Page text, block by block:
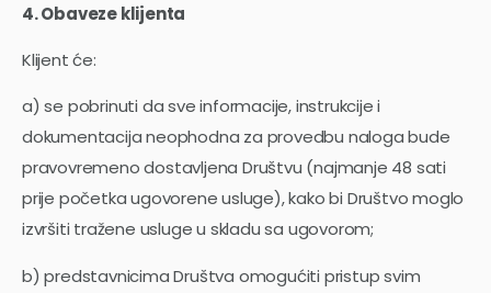
4. Obaveze klijenta
Klijent će:
a) se pobrinuti da sve informacije, instrukcije i
dokumentacija neophodna za provedbu naloga bude
pravovremeno dostavljena Društvu (najmanje 48 sati
prije početka ugovorene usluge), kako bi Društvo moglo
izvršiti tražene usluge u skladu sa ugovorom;
b) predstavnicima Društva omogućiti pristup svim